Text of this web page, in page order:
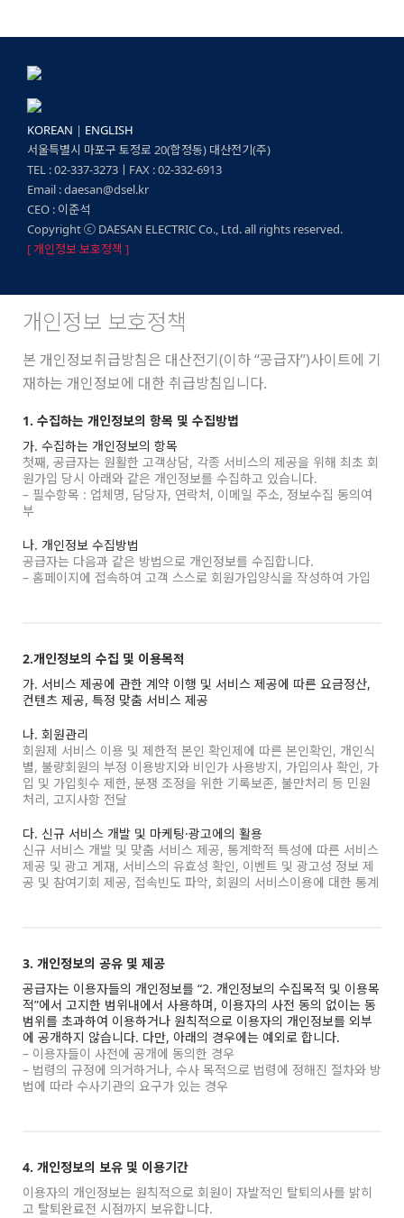
B1-전극봉 홀더
고온·고압용 전극 센서/홀더
KOREAN | ENGLISH
서울특별시 마포구 토정로 20(합정동) 대산전기(주)
TEL : 02-337-3273ㅣFAX : 02-332-6913
Email : daesan@dsel.kr
CEO : 이준석
Copyright ⓒ DAESAN ELECTRIC Co., Ltd. all rights reserved.
[ 개인정보 보호정책 ]
개인정보 보호정책
본 개인정보취급방침은 대산전기(이하 “공급자”)사이트에 기
재하는 개인정보에 대한 취급방침입니다.
1. 수집하는 개인정보의 항목 및 수집방법
가. 수집하는 개인정보의 항목
첫째, 공급자는 원활한 고객상담, 각종 서비스의 제공을 위해 최초 회
원가입 당시 아래와 같은 개인정보를 수집하고 있습니다.
– 필수항목 : 업체명, 담당자, 연락처, 이메일 주소, 정보수집 동의여
부
나. 개인정보 수집방법
공급자는 다음과 같은 방법으로 개인정보를 수집합니다.
– 홈페이지에 접속하여 고객 스스로 회원가입양식을 작성하여 가입
2.개인정보의 수집 및 이용목적
가. 서비스 제공에 관한 계약 이행 및 서비스 제공에 따른 요금정산,
컨텐츠 제공, 특정 맞춤 서비스 제공
나. 회원관리
회원제 서비스 이용 및 제한적 본인 확인제에 따른 본인확인, 개인식
별, 불량회원의 부정 이용방지와 비인가 사용방지, 가입의사 확인, 가
입 및 가입횟수 제한, 분쟁 조정을 위한 기록보존, 불만처리 등 민원
처리, 고지사항 전달
다. 신규 서비스 개발 및 마케팅·광고에의 활용
신규 서비스 개발 및 맞춤 서비스 제공, 통계학적 특성에 따른 서비스
제공 및 광고 게재, 서비스의 유효성 확인, 이벤트 및 광고성 정보 제
공 및 참여기회 제공, 접속빈도 파악, 회원의 서비스이용에 대한 통계
3. 개인정보의 공유 및 제공
공급자는 이용자들의 개인정보를 “2. 개인정보의 수집목적 및 이용목
적”에서 고지한 범위내에서 사용하며, 이용자의 사전 동의 없이는 동
범위를 초과하여 이용하거나 원칙적으로 이용자의 개인정보를 외부
에 공개하지 않습니다. 다만, 아래의 경우에는 예외로 합니다.
– 이용자들이 사전에 공개에 동의한 경우
– 법령의 규정에 의거하거나, 수사 목적으로 법령에 정해진 절차와 방
법에 따라 수사기관의 요구가 있는 경우
4. 개인정보의 보유 및 이용기간
이용자의 개인정보는 원칙적으로 회원이 자발적인 탈퇴의사를 밝히
고 탈퇴완료전 시점까지 보유합니다.